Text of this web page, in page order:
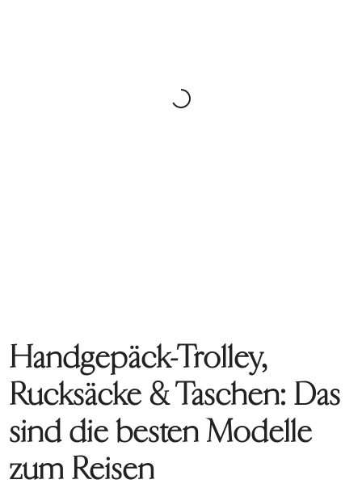
Handgepäck-Trolley,
Rucksäcke & Taschen: Das
sind die besten Modelle
zum Reisen